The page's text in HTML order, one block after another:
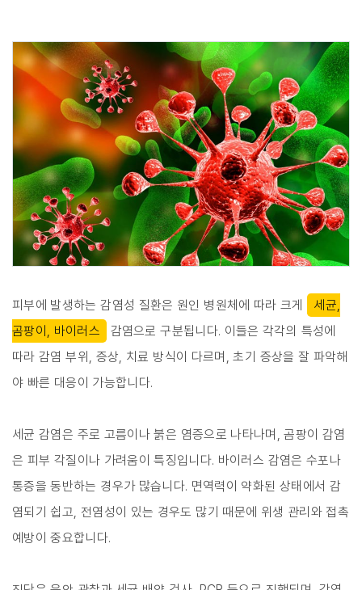
피부에 발생하는 감염성 질환은 원인 병원체에 따라 크게
세균,
곰팡이, 바이러스
감염으로 구분됩니다. 이들은 각각의 특성에
따라 감염 부위, 증상, 치료 방식이 다르며, 초기 증상을 잘 파악해
야 빠른 대응이 가능합니다.
세균 감염은 주로 고름이나 붉은 염증으로 나타나며, 곰팡이 감염
은 피부 각질이나 가려움이 특징입니다. 바이러스 감염은 수포나
통증을 동반하는 경우가 많습니다. 면역력이 약화된 상태에서 감
염되기 쉽고, 전염성이 있는 경우도 많기 때문에 위생 관리와 접촉
예방이 중요합니다.